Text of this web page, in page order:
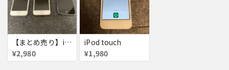
【まとめ売り】iPhone5s 各色ジャンク３台セット
¥2,980
iPod touch
¥1,980